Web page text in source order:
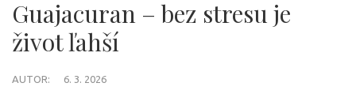
Guajacuran – bez stresu je
život ľahší
AUTOR: 6. 3. 2026